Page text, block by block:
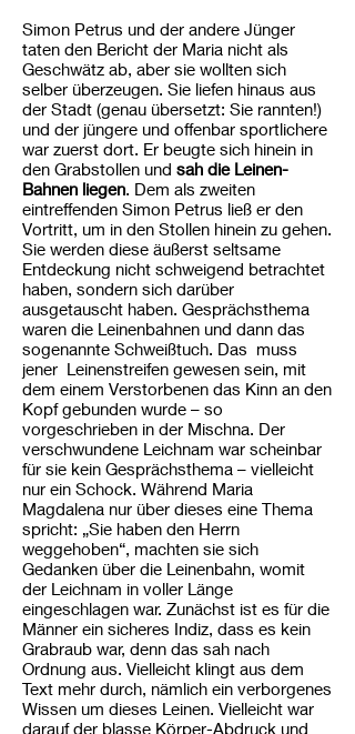
Simon Petrus und der andere Jünger
taten den Bericht der Maria nicht als
Geschwätz ab, aber sie wollten sich
selber überzeugen. Sie liefen hinaus aus
der Stadt (genau übersetzt: Sie rannten!)
und der jüngere und offenbar sportlichere
war zuerst dort. Er beugte sich hinein in
den Grabstollen und sah die Leinen-
Bahnen liegen. Dem als zweiten
eintreffenden Simon Petrus ließ er den
Vortritt, um in den Stollen hinein zu gehen.
Sie werden diese äußerst seltsame
Entdeckung nicht schweigend betrachtet
haben, sondern sich darüber
ausgetauscht haben. Gesprächsthema
waren die Leinenbahnen und dann das
sogenannte Schweißtuch. Das muss
jener Leinenstreifen gewesen sein, mit
dem einem Verstorbenen das Kinn an den
Kopf gebunden wurde – so
vorgeschrieben in der Mischna. Der
verschwundene Leichnam war scheinbar
für sie kein Gesprächsthema – vielleicht
nur ein Schock. Während Maria
Magdalena nur über dieses eine Thema
spricht: „Sie haben den Herrn
weggehoben“, machten sie sich
Gedanken über die Leinenbahn, womit
der Leichnam in voller Länge
eingeschlagen war. Zunächst ist es für die
Männer ein sicheres Indiz, dass es kein
Grabraub war, denn das sah nach
Ordnung aus. Vielleicht klingt aus dem
Text mehr durch, nämlich ein verborgenes
Wissen um dieses Leinen. Vielleicht war
darauf der blasse Körper-Abdruck und